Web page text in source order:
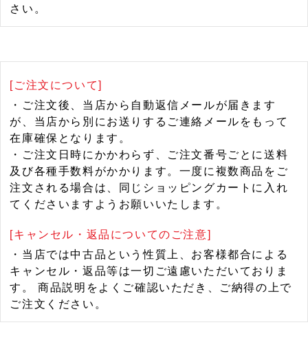
さい。
[ご注文について]
・ご注文後、当店から自動返信メールが届きます
が、当店から別にお送りするご連絡メールをもって
在庫確保となります。
・ご注文日時にかかわらず、ご注文番号ごとに送料
及び各種手数料がかかります。一度に複数商品をご
注文される場合は、同じショッピングカートに入れ
てくださいますようお願いいたします。
[キャンセル・返品についてのご注意]
・当店では中古品という性質上、お客様都合による
キャンセル・返品等は一切ご遠慮いただいておりま
す。 商品説明をよくご確認いただき、ご納得の上で
ご注文ください。